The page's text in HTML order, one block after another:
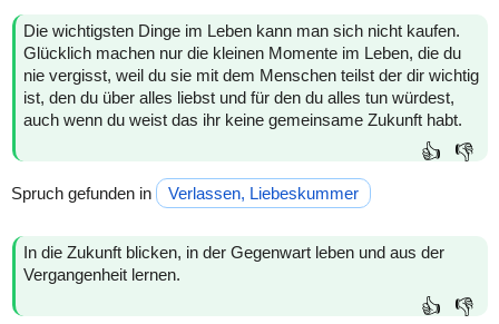
Die wichtigsten Dinge im Leben kann man sich nicht kaufen.
Glücklich machen nur die kleinen Momente im Leben, die du
nie vergisst, weil du sie mit dem Menschen teilst der dir wichtig
ist, den du über alles liebst und für den du alles tun würdest,
auch wenn du weist das ihr keine gemeinsame Zukunft habt.
👍 👎
Spruch gefunden in Verlassen, Liebeskummer
In die Zukunft blicken, in der Gegenwart leben und aus der
Vergangenheit lernen.
👍 👎